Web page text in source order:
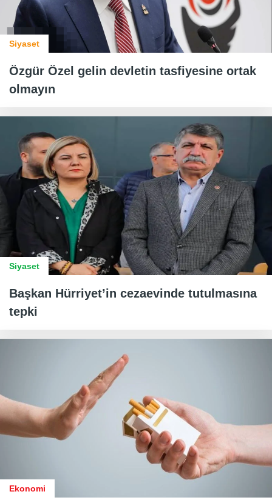
Siyaset
Özgür Özel gelin devletin tasfiyesine ortak
olmayın
Siyaset
Başkan Hürriyet’in cezaevinde tutulmasına
tepki
Ekonomi